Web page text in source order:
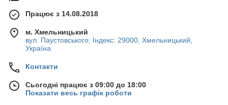
Працює з 14.08.2018
м. Хмельницький
вул. Паустовського; Індекс: 29000, Хмельницький,
Україна
Контакти
Сьогодні працює з 09:00 до 18:00
Показати весь графік роботи